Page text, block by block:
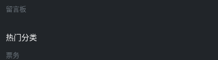
留言板
热门分类
票务